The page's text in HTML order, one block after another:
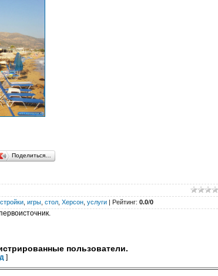
Поделиться…
игры стол Херсон услуги | Рейтинг: 0.0/0
пользователи.
]